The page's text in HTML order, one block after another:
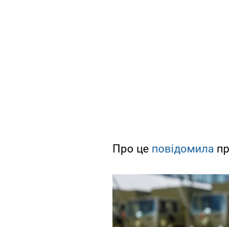
Про це повідомила